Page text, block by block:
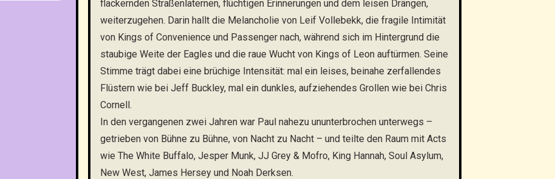
flackernden Straßenlaternen, flüchtigen Erinnerungen und dem leisen Drängen,
weiterzugehen. Darin hallt die Melancholie von Leif Vollebekk, die fragile Intimität
von Kings of Convenience und Passenger nach, während sich im Hintergrund die
staubige Weite der Eagles und die raue Wucht von Kings of Leon auftürmen. Seine
Stimme trägt dabei eine brüchige Intensität: mal ein leises, beinahe zerfallendes
Flüstern wie bei Jeff Buckley, mal ein dunkles, aufziehendes Grollen wie bei Chris
Cornell.
In den vergangenen zwei Jahren war Paul nahezu ununterbrochen unterwegs –
getrieben von Bühne zu Bühne, von Nacht zu Nacht – und teilte den Raum mit Acts
wie The White Buffalo, Jesper Munk, JJ Grey & Mofro, King Hannah, Soul Asylum,
New West, James Hersey und Noah Derksen.